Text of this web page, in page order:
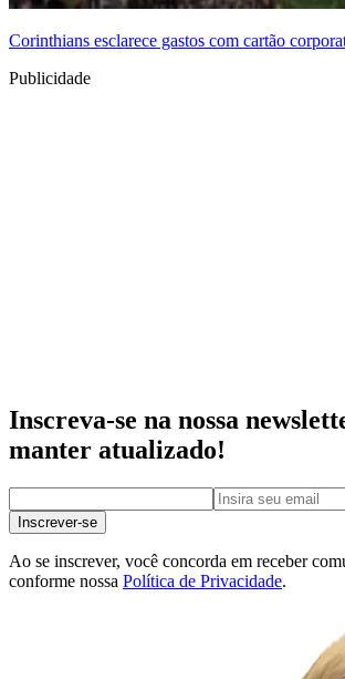
Corinthians esclarece gastos com cartão
Publicidade
Inscreva-se na nossa
manter atualizado!
Inscrever-se
Ao se inscrever, você concorda em receber
conforme nossa Política de Privacidade.